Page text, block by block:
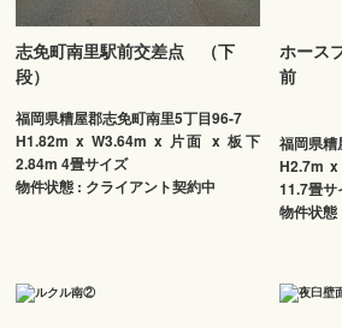
志免町南里駅前交差点 （下
段）
福岡県糟屋郡志免町南里5丁目96-7
H1.82m x W3.64m x 片面 x 板下
2.84m 4畳サイズ
物件状態 : クライアント契約中
ホース
第
福岡県
H2.7m
11.7畳サ
物件状